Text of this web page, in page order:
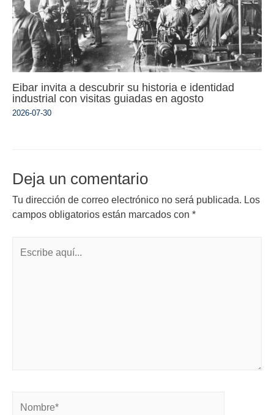
Eibar invita a descubrir su historia e identidad
industrial con visitas guiadas en agosto
2026-07-30
Deja un comentario
Tu dirección de correo electrónico no será publicada. Los
campos obligatorios están marcados con *